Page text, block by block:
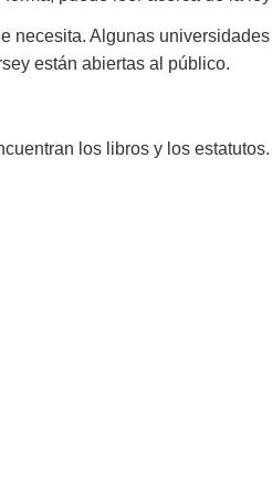
necesita. Algunas
están abiertas al público.
los libros y los